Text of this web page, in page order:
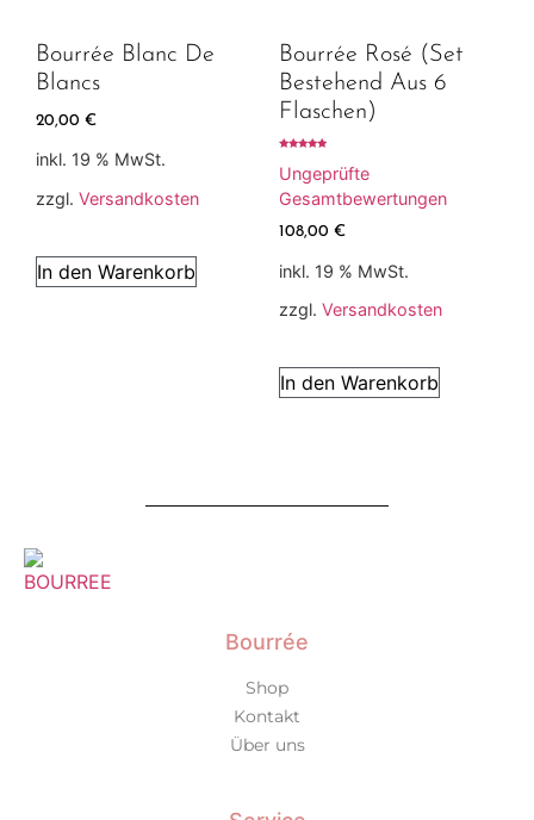
Bourrée Blanc De
Blancs
20,00 €
inkl. 19 % MwSt.
zzgl. Versandkosten
In den Warenkorb
Bourrée Rosé (Set
Bestehend Aus 6
Flaschen)
mit
5.00
Ungeprüfte
Gesamtbewertungen
108,00 €
inkl. 19 % MwSt.
zzgl. Versandkosten
In den Warenkorb
Bourrée
Shop
Kontakt
Über uns